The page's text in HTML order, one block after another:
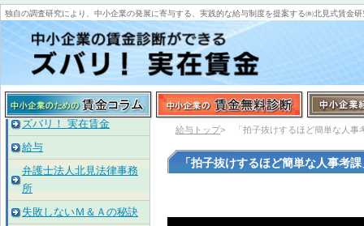
独自の調査研究により、中小企業の発展に寄与する、実践的な給与制度を提案する㈱北見式賃
給与トップ> 「拍子抜けするほど簡単な人事
「拍子抜けするほど簡単な人事考
ズバリ！ 実在賃金
給与
弁護士法人北見法律事務
所
失敗しないＭ＆Ａの秘訣